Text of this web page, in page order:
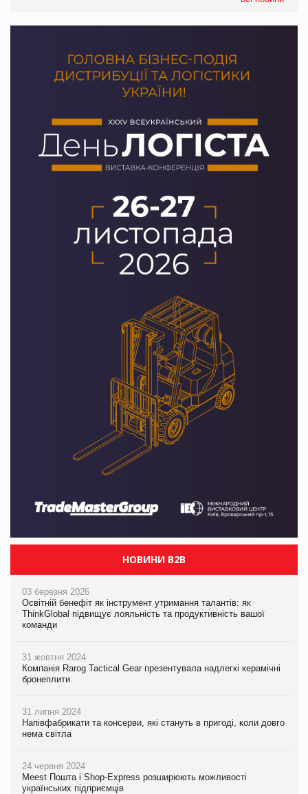
НОВИНИ B2B
03 березня 2026
Освітній бенефіт як інструмент утримання талантів: як
ThinkGlobal підвищує лояльність та продуктивність вашої
команди
31 жовтня 2024
Компанія Rarog Tactical Gear презентувала надлегкі керамічні
бронеплити
31 липня 2024
Напівфабрикати та консерви, які стануть в пригоді, коли довго
нема світла
24 червня 2024
Meest Пошта і Shop-Express розширюють можливості
українських підприємців